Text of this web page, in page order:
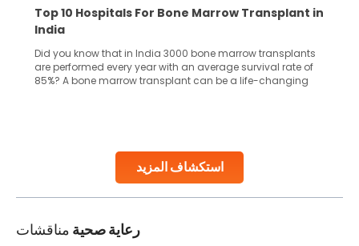
استكشاف المزيد
Recognizing Critical Symptoms of a Frontal
Lobe Brain Tumor Could Save Your Life
Did you know that the frontal lobe of your brain is the most
common site for tumor occurrence? The frontal lobe is a
key part of your brain and is responsible for various
رعاية صحية مناقشات